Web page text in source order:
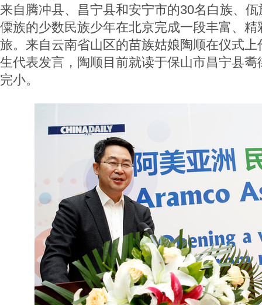
来自腾冲县、昌宁县和安宁市的30名白族、
僳族的少数民族少年在北京完成一段丰富、
旅。来自云南省山区的苗族姑娘陶顺在仪式
生代表发言，陶顺目前就读于保山市昌宁县
完小。